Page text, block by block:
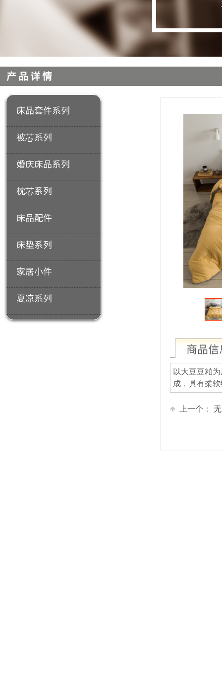
产品详情
床品套件系列
被芯系列
婚庆床品系列
枕芯系列
床品配件
床垫系列
家居小件
夏凉系列
商品
以大豆豆粕
成，具有柔
上一个： 无